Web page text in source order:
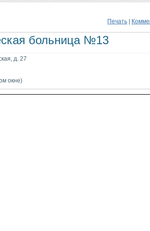
Печать
больница №13
д. 27
окне)